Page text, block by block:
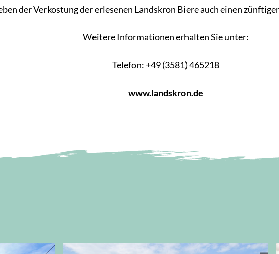
der Verkostung der erlesenen Landskron Biere auch einen
Weitere Informationen erhalten Sie unter:
Telefon: +49 (3581) 465218
www.landskron.de